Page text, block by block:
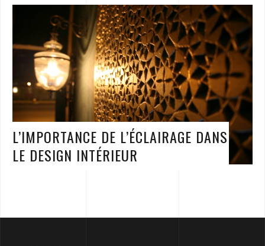
L’IMPORTANCE DE L’ÉCLAIRAGE DANS
LE DESIGN INTÉRIEUR